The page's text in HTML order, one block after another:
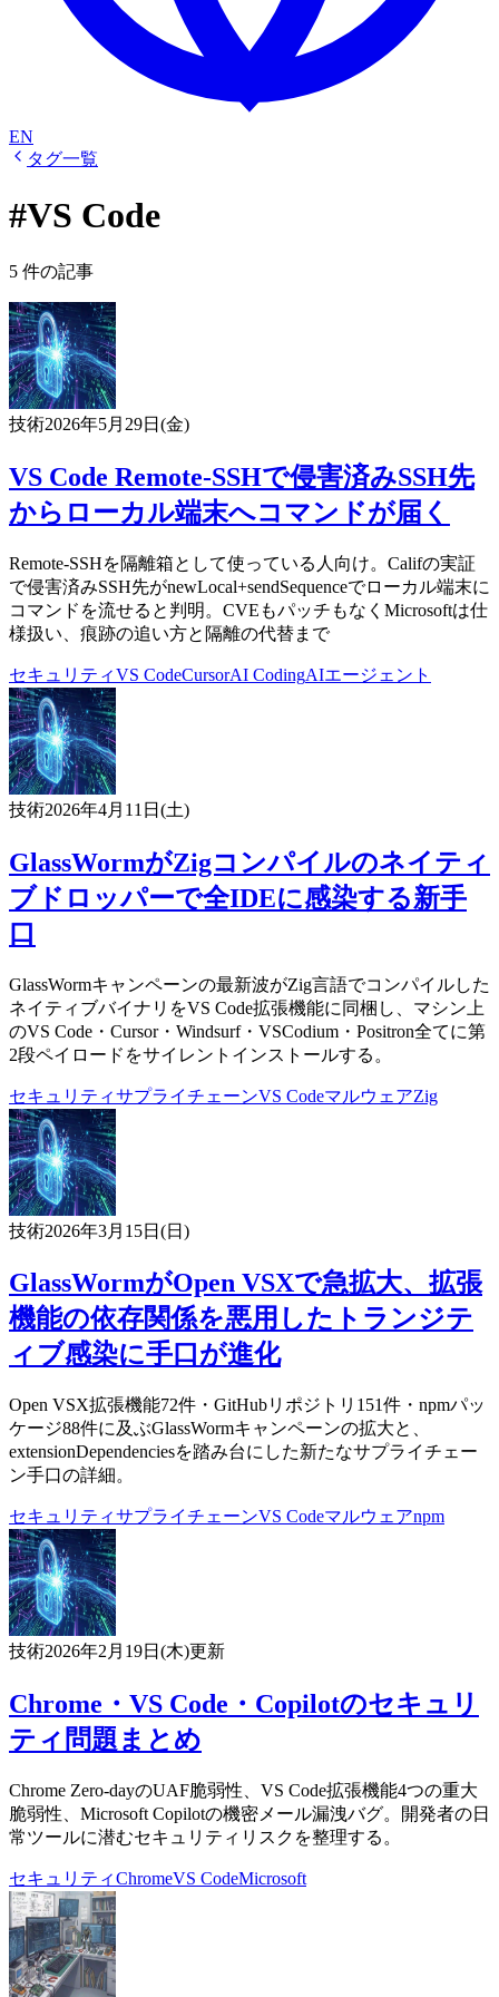
EN
タグ一覧
#VS Code
5 件の記事
技術2026年5月29日(金)
VS Code Remote-SSHで侵害済みSSH先
からローカル端末へコマンドが届く
Remote-SSHを隔離箱として使っている人向け。Califの実証
で侵害済みSSH先がnewLocal+sendSequenceでローカル端末に
コマンドを流せると判明。CVEもパッチもなくMicrosoftは仕
様扱い、痕跡の追い方と隔離の代替まで
セキュリティVS CodeCursorAI CodingAIエージェント
技術2026年4月11日(土)
GlassWormがZigコンパイルのネイティ
ブドロッパーで全IDEに感染する新手
口
GlassWormキャンペーンの最新波がZig言語でコンパイルした
ネイティブバイナリをVS Code拡張機能に同梱し、マシン上
のVS Code・Cursor・Windsurf・VSCodium・Positron全てに第
2段ペイロードをサイレントインストールする。
セキュリティサプライチェーンVS CodeマルウェアZig
技術2026年3月15日(日)
GlassWormがOpen VSXで急拡大、拡張
機能の依存関係を悪用したトランジテ
ィブ感染に手口が進化
Open VSX拡張機能72件・GitHubリポジトリ151件・npmパッ
ケージ88件に及ぶGlassWormキャンペーンの拡大と、
extensionDependenciesを踏み台にした新たなサプライチェー
ン手口の詳細。
セキュリティサプライチェーンVS Codeマルウェアnpm
技術2026年2月19日(木)更新
Chrome・VS Code・Copilotのセキュリ
ティ問題まとめ
Chrome Zero-dayのUAF脆弱性、VS Code拡張機能4つの重大
脆弱性、Microsoft Copilotの機密メール漏洩バグ。開発者の日
常ツールに潜むセキュリティリスクを整理する。
セキュリティChromeVS CodeMicrosoft